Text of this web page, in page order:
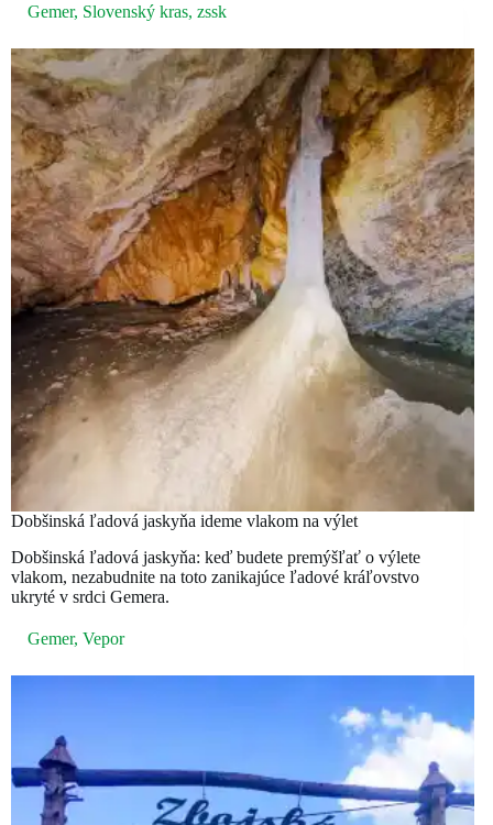
Gemer, Slovenský kras, zssk
Dobšinská ľadová jaskyňa ideme vlakom na výlet
Dobšinská ľadová jaskyňa: keď budete premýšľať o výlete
vlakom, nezabudnite na toto zanikajúce ľadové kráľovstvo
ukryté v srdci Gemera.
Gemer, Vepor